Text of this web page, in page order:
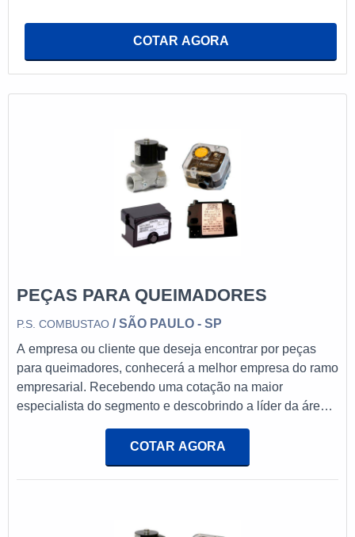
COTAR AGORA
PEÇAS PARA QUEIMADORES
P.S. COMBUSTAO / SÃO PAULO - SP
A empresa ou cliente que deseja encontrar por peças
para queimadores, conhecerá a melhor empresa do ramo
empresarial. Recebendo uma cotação na maior
especialista do segmento e descobrindo a líder da área
SOBRE PEÇAS PARA QUEIMADORESSe alguém
busca por peças para queimadores em uma empresa
segura, consegue encontrar o site da PS Combustão.
COTAR AGORA